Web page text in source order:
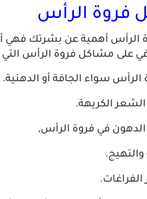
فروة الرأس
الرأس أهمية عن بشرتك فهي
على مشاكل فروة الرأس التي
سواء الجافة أو الدهنية.
الشعر الكريهة.
الدهون في فروة الرأس,
والتهيج.